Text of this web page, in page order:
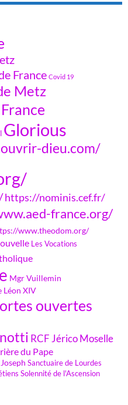
France Covid 19
Metz
Glorious
dieu.com/
https://nominis.cef.fr/
france.org/
www.theodom.org/
Les Vocations
Mgr Vuillemin
Léon XIV
ouvertes
RCF Jérico Moselle
du Pape
Sanctuaire de Lourdes
Solennité de l'Ascension